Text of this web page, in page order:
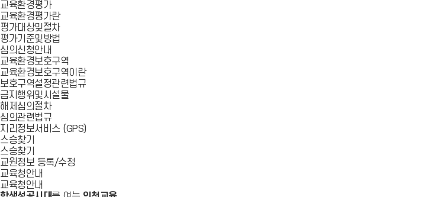
교육환경평가
교육환경평가란
평가대상및절차
평가기준및방법
심의신청안내
교육환경보호구역
교육환경보호구역이란
보호구역설정관련법규
금지행위및시설물
해제심의절차
심의관련법규
지리정보서비스 (GPS)
스승찾기
스승찾기
교원정보 등록/수정
교육청안내
교육청안내